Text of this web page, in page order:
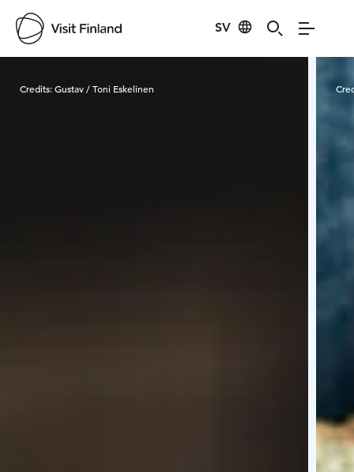
SV
Credits:Gustav / Toni Eskelinen